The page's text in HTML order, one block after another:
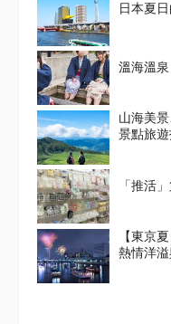
日本夏
溫海溫
山海美
景點旅
「推活
【東京
熱情洋溢